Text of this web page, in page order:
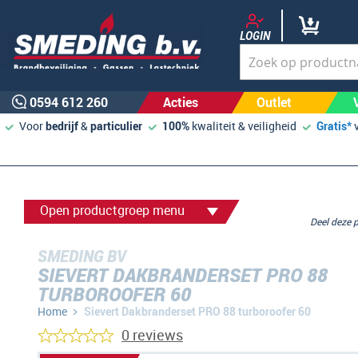
LOGIN
0594 612 260 Acties Outlet
Voorbedrijf&particulier 100% kwaliteit & veiligheid Gratis*
Open productgroep menu
SMEDING BV
SIEVERT DAKBRANDERSET PRO 88
TURBOROOFER 60
Home Sievert Dakbranderset PRO 88 turboroofer 60
Deel
0 reviews